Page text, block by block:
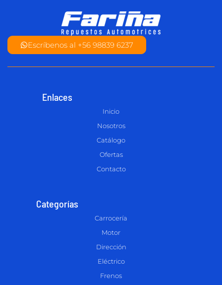
Escríbenos al +56 98839 6237
Enlaces
Inicio
Nosotros
Catálogo
Ofertas
Contacto
Categorías
Carrocería
Motor
Dirección
Eléctrico
Frenos